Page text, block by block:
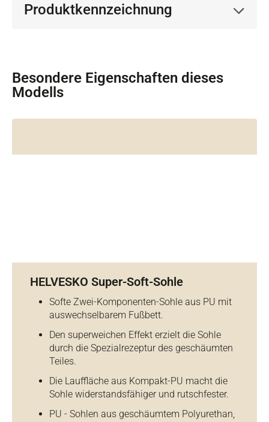
Produktkennzeichnung
Besondere Eigenschaften dieses
Modells
HELVESKO Super-Soft-Sohle
Softe Zwei-Komponenten-Sohle aus PU mit
auswechselbarem Fußbett.
Den superweichen Effekt erzielt die Sohle
durch die Spezialrezeptur des geschäumten
Teiles.
Die Lauffläche aus Kompakt-PU macht die
Sohle widerstandsfähiger und rutschfester.
PU - Sohlen aus geschäumtem Polyurethan,